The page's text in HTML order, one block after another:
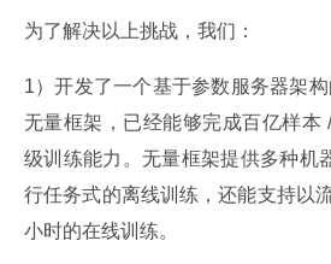
为了解决以上挑战，我们：
1）开发了一个基于参数服务器架
无量框架，已经能够完成百亿样本
级训练能力。无量框架提供多种机
行任务式的离线训练，还能支持以
小时的在线训练。